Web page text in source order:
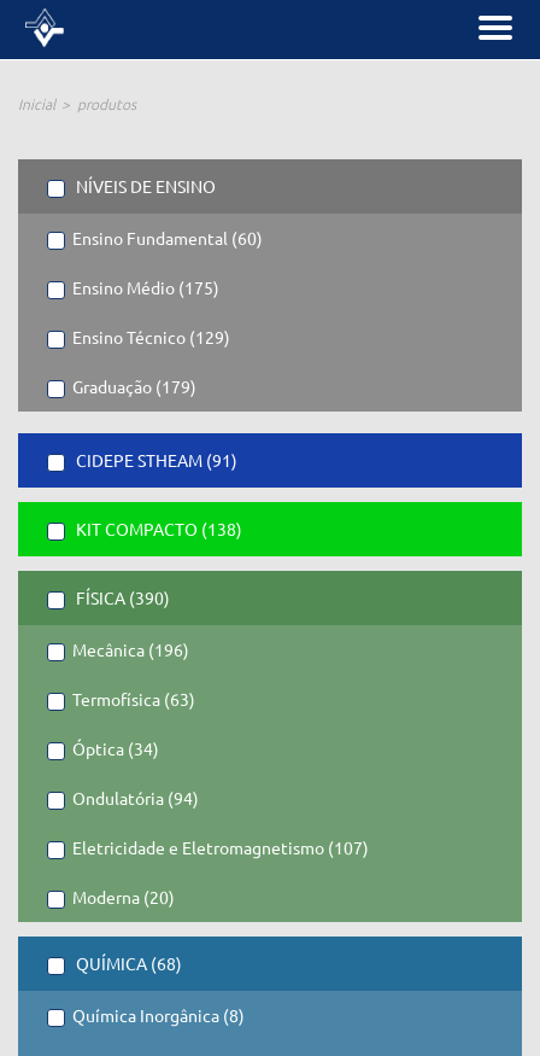
Inicial produtos
NÍVEIS DE ENSINO
Ensino Fundamental (60)
Ensino Médio (175)
Ensino Técnico (129)
Graduação (179)
CIDEPE STHEAM (91)
KIT COMPACTO (138)
FÍSICA (390)
Mecânica (196)
Termofísica (63)
Óptica (34)
Ondulatória (94)
Eletricidade e Eletromagnetismo (107)
Moderna (20)
QUÍMICA (68)
Química Inorgânica (8)